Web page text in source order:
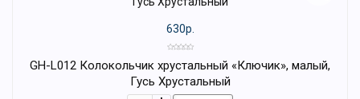
630р.
GH-L012 Колокольчик хрустальный «Ключик», малый,
Гусь Хрустальный